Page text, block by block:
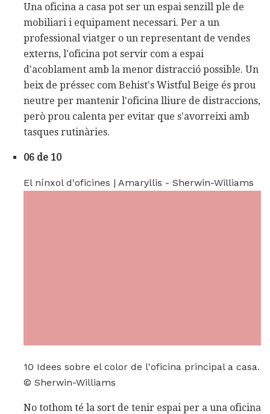
Una oficina a casa pot ser un espai senzill ple de
mobiliari i equipament necessari. Per a un
professional viatger o un representant de vendes
externs, l'oficina pot servir com a espai
d'acoblament amb la menor distracció possible. Un
beix de préssec com Behist's Wistful Beige és prou
neutre per mantenir l'oficina lliure de distraccions,
però prou calenta per evitar que s'avorreixi amb
tasques rutinàries.
06 de 10
El nínxol d'oficines | Amaryllis - Sherwin-Williams
10 Idees sobre el color de l'oficina principal a casa.
© Sherwin-Williams
No tothom té la sort de tenir espai per a una oficina